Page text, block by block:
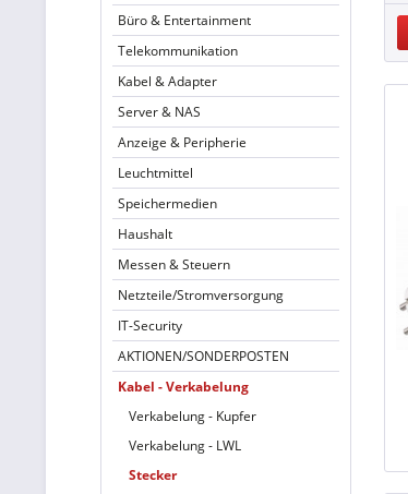
Büro & Entertainment
Telekommunikation
Kabel & Adapter
Server & NAS
Anzeige & Peripherie
Leuchtmittel
Speichermedien
Haushalt
Messen & Steuern
Netzteile/Stromversorgung
IT-Security
AKTIONEN/SONDERPOSTEN
Kabel - Verkabelung
Verkabelung - Kupfer
Verkabelung - LWL
Stecker